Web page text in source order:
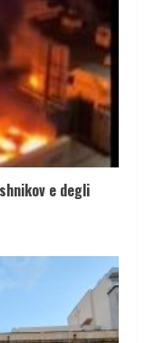
e degli